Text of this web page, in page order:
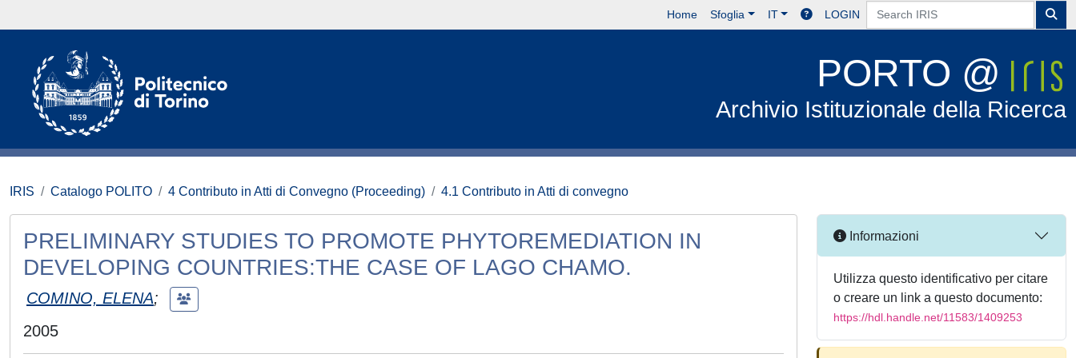
Home Sfoglia IT LOGIN
PORTO @
Archivio Istituzionale della Ricerca
IRIS Catalogo POLITO 4 Contributo in Atti di Convegno (Proceeding) 4.1 Contributo in Atti di convegno
PRELIMINARY STUDIES TO PROMOTE PHYTOREMEDIATION IN
DEVELOPING COUNTRIES:THE CASE OF LAGO CHAMO.
COMINO, ELENA;
2005
Informazioni
Utilizza questo identificativo per citare
o creare un link a questo documento:
https://hdl.handle.net/11583/1409253